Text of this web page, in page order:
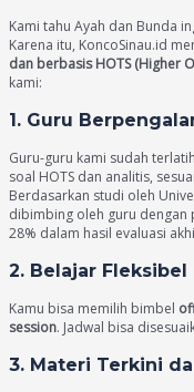
Kami tahu Ayah dan Bunda
Karena itu, KoncoSinau.id
dan berbasis HOTS (Higher
kami:
1. Guru
Guru-guru kami sudah
soal HOTS dan analitis,
Berdasarkan studi oleh
dibimbing oleh guru dengan
28% dalam hasil evaluasi
2. Belajar Fleksibel
Kamu bisa memilih bimbel
session. Jadwal bisa
3. Materi Terkini